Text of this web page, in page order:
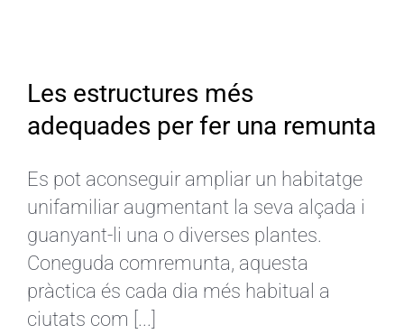
Les estructures més
adequades per fer una remunta
Es pot aconseguir ampliar un habitatge
unifamiliar augmentant la seva alçada i
guanyant-li una o diverses plantes.
Coneguda comremunta, aquesta
pràctica és cada dia més habitual a
ciutats com [...]